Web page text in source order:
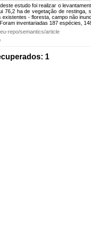
estudo foi realizar o
76,2 ha de vegetação de restinga,
existentes - floresta, campo não
inventariadas 187 espécies,
repo/semantics/article
1